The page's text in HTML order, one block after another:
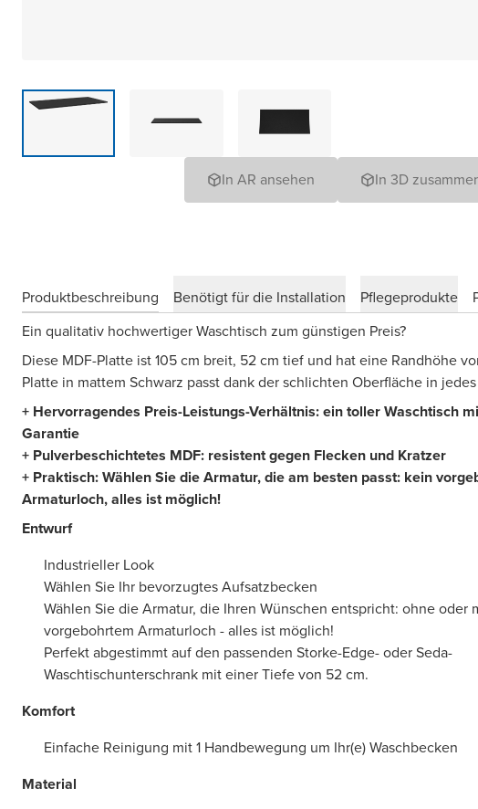
In AR ansehen In 3D
Produktbeschreibung
Benötigt für die Installation Pflegeprodukte
Ein qualitativ hochwertiger Waschtisch zum günstigen Preis?
Diese MDF-Platte ist 105 cm breit, 52 cm tief und hat eine Randhöhe
Platte in mattem Schwarz passt dank der schlichten Oberfläche in
+ Hervorragendes Preis-Leistungs-Verhältnis: ein toller Waschtisch
Garantie
+ Pulverbeschichtetes MDF: resistent gegen Flecken und Kratzer
+ Praktisch: Wählen Sie die Armatur, die am besten passt: kein
Armaturloch, alles ist möglich!
Entwurf
Industrieller Look
Wählen Sie Ihr bevorzugtes Aufsatzbecken
Wählen Sie die Armatur, die Ihren Wünschen entspricht: ohne oder
vorgebohrtem Armaturloch - alles ist möglich!
Perfekt abgestimmt auf den passenden Storke-Edge- oder Seda-
Waschtischunterschrank mit einer Tiefe von 52 cm.
Komfort
Einfache Reinigung mit 1 Handbewegung um Ihr(e) Waschbecken
Material